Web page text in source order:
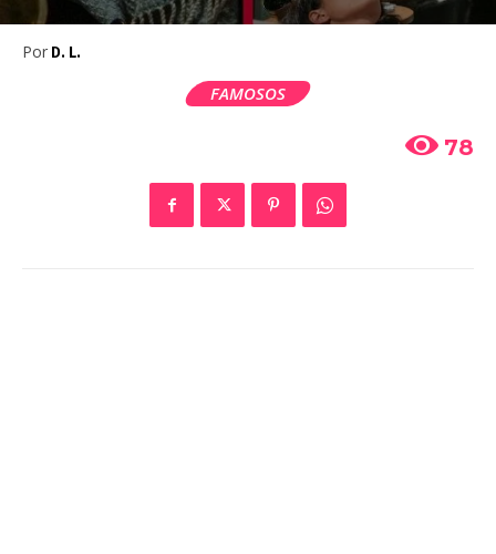
Por D. L.
FAMOSOS
78